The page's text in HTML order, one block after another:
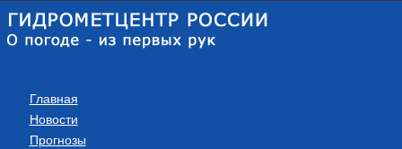
Главная
Новости
Прогнозы